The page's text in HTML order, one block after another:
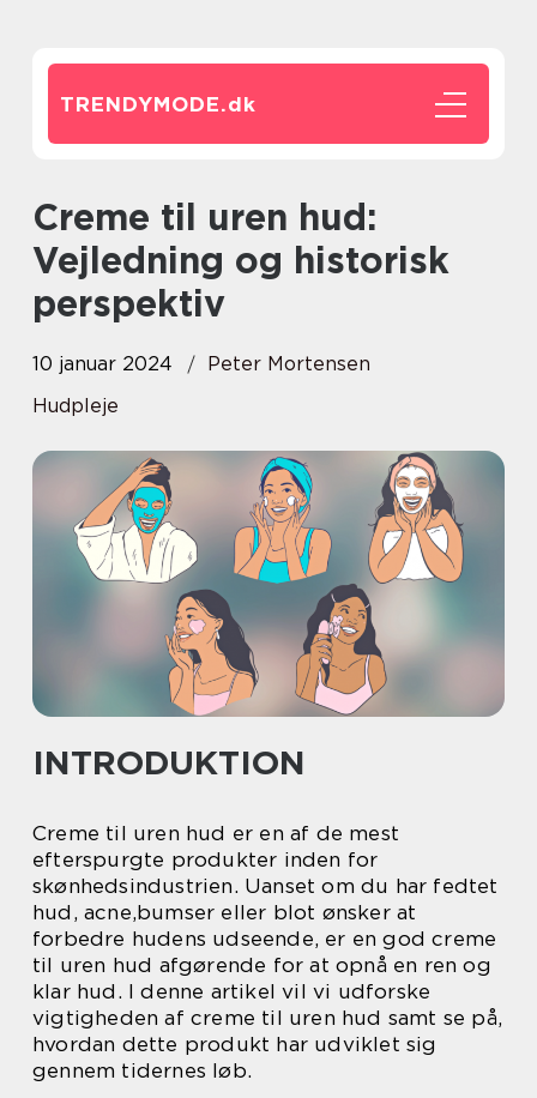
TRENDYMODE.dk
Creme til uren hud:
Vejledning og historisk
perspektiv
10 januar 2024
Peter Mortensen
Hudpleje
INTRODUKTION
Creme til uren hud er en af de mest
efterspurgte produkter inden for
skønhedsindustrien. Uanset om du har fedtet
hud, acne,bumser eller blot ønsker at
forbedre hudens udseende, er en god creme
til uren hud afgørende for at opnå en ren og
klar hud. I denne artikel vil vi udforske
vigtigheden af creme til uren hud samt se på,
hvordan dette produkt har udviklet sig
gennem tidernes løb.